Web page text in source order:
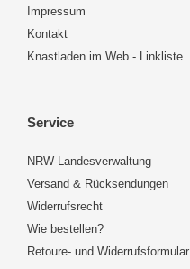
Impressum
Kontakt
Knastladen im Web - Linkliste
Service
NRW-Landesverwaltung
Versand & Rücksendungen
Widerrufsrecht
Wie bestellen?
Retoure- und Widerrufsformular